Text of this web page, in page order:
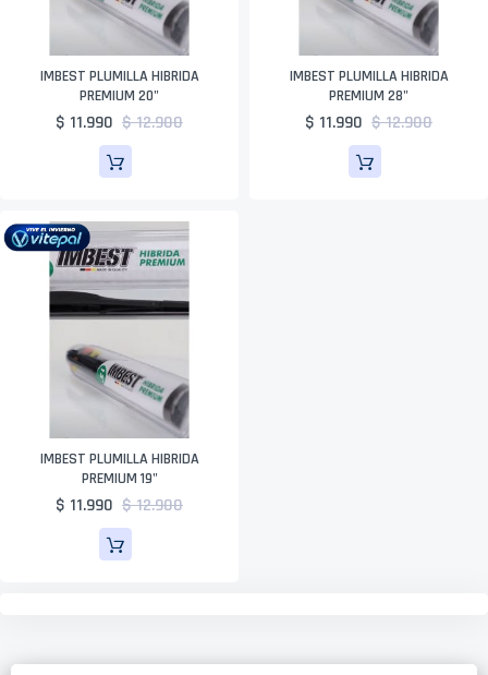
IMBEST PLUMILLA HIBRIDA
PREMIUM 20"
$ 11.990 $ 12.900
IMBEST PLUMILLA HIBRIDA
PREMIUM 28"
$ 11.990 $ 12.900
IMBEST PLUMILLA HIBRIDA
PREMIUM 19"
$ 11.990 $ 12.900